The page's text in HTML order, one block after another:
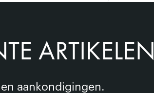
ARTIKELEN
aankondigingen.